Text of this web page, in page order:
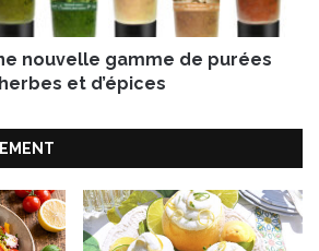
nouvelle gamme de purées
et d’épices